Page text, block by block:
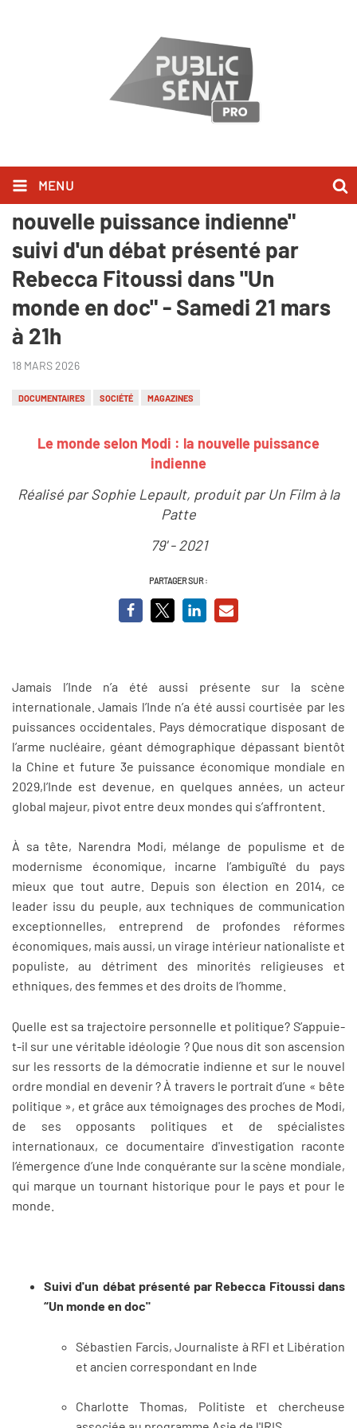
MENU
"Le monde selon Modi : la
nouvelle puissance indienne"
suivi d'un débat présenté par
Rebecca Fitoussi dans "Un
monde en doc" - Samedi 21 mars
à 21h
18 MARS 2026
DOCUMENTAIRES SOCIÉTÉ MAGAZINES
Le monde selon Modi : la nouvelle puissance
indienne
Réalisé par Sophie Lepault, produit par Un Film à la
Patte
79' - 2021
PARTAGER SUR :
Jamais l’Inde n’a été aussi présente sur la scène
internationale. Jamais l’Inde n’a été aussi courtisée par les
puissances occidentales. Pays démocratique disposant de
l’arme nucléaire, géant démographique dépassant bientôt
la Chine et future 3e puissance économique mondiale en
2029,l’Inde est devenue, en quelques années, un acteur
global majeur, pivot entre deux mondes qui s’affrontent.
À sa tête, Narendra Modi, mélange de populisme et de
modernisme économique, incarne l’ambiguïté du pays
mieux que tout autre. Depuis son élection en 2014, ce
leader issu du peuple, aux techniques de communication
exceptionnelles, entreprend de profondes réformes
économiques, mais aussi, un virage intérieur nationaliste et
populiste, au détriment des minorités religieuses et
ethniques, des femmes et des droits de l’homme.
Quelle est sa trajectoire personnelle et politique? S’appuie-
t-il sur une véritable idéologie ? Que nous dit son ascension
sur les ressorts de la démocratie indienne et sur le nouvel
ordre mondial en devenir ? À travers le portrait d’une « bête
politique », et grâce aux témoignages des proches de Modi,
de ses opposants politiques et de spécialistes
internationaux, ce documentaire d'investigation raconte
l’émergence d’une Inde conquérante sur la scène mondiale,
qui marque un tournant historique pour le pays et pour le
monde.
Suivi d'un débat présenté par Rebecca Fitoussi dans
“Un monde en doc"
Sébastien Farcis, Journaliste à RFI et Libération
et ancien correspondant en Inde
Charlotte Thomas, Politiste et chercheuse